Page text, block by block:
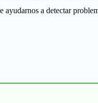
a detectar